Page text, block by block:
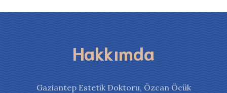
Hakkımda
Gaziantep Estetik Doktoru, Özcan Öcük